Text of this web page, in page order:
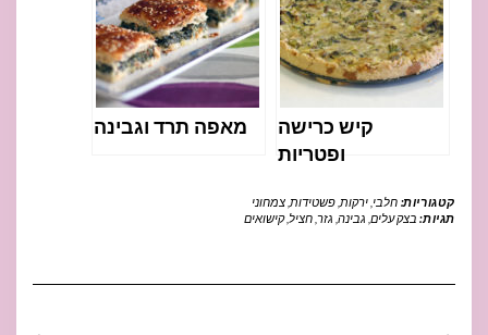
קיש כרישה
ופטריות
מאפה תרד וגבינה
קטגוריות: חלבי ירקות פשטידות צמחוני
תגיות: בצק עלים גבינה גזר ,חציל ,קישואים